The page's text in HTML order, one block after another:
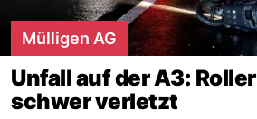
Mülligen AG
Unfall auf der A3:
schwer verletzt